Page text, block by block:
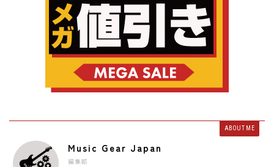
ABOUT ME
Music Gear Japan
編集部